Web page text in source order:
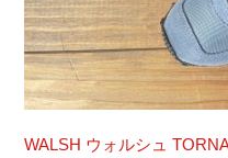
WALSH ウォルシュ